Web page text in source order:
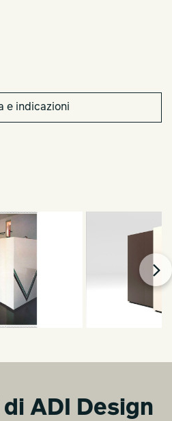
e indicazioni
ADI Design